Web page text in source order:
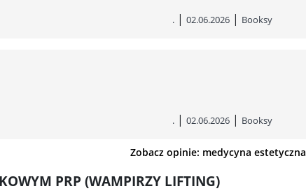
. | 02.06.2026 | Booksy
. | 02.06.2026 | Booksy
Zobacz opinie: medycyna estetyczna
PRP (WAMPIRZY LIFTING)